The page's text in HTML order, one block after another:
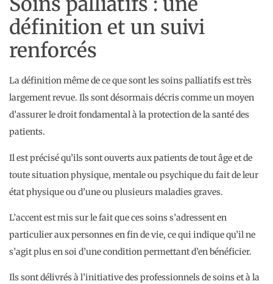
définition et un suivi
renforcés
La définition même de ce que sont les soins palliatifs est très
largement revue. Ils sont désormais décris comme un moyen
d’assurer le droit fondamental à la protection de la santé des
patients.
Il est précisé qu’ils sont ouverts aux patients de tout âge et de
toute situation physique, mentale ou psychique du fait de leur
état physique ou d’une ou plusieurs maladies graves.
L’accent est mis sur le fait que ces soins s’adressent en
particulier aux personnes en fin de vie, ce qui indique qu’il ne
s’agit plus en soi d’une condition permettant d’en bénéficier.
Ils sont délivrés à l’initiative des professionnels de soins et à la